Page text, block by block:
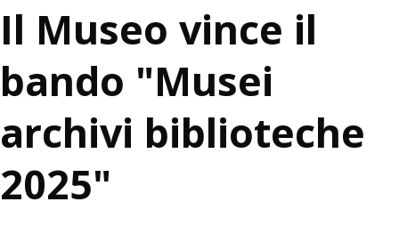
Il Museo vince il
bando "Musei
archivi biblioteche
2025"